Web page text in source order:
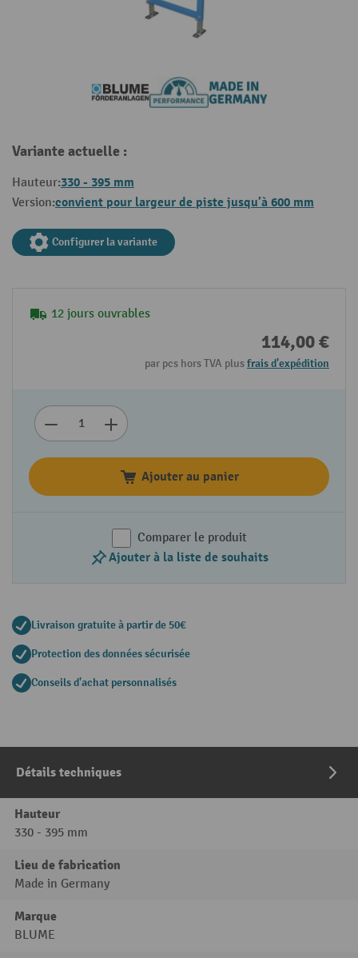
Variante actuelle :
Hauteur:330 - 395 mm
Version:convient pour largeur de piste jusqu’à 600 mm
Configurer la variante
12 jours ouvrables
114,00 €
par pcs hors TVA plusfrais d'expédition
Ajouter au panier
Comparer le produit
Ajouter à la liste de souhaits
Livraison gratuite à partir de 50€
Protection des données sécurisée
Conseils d'achat personnalisés
Détails techniques
Hauteur
330 - 395 mm
Lieu de fabrication
Made in Germany
Marque
BLUME